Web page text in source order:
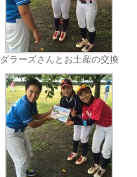
ダラーズさんとお土産の交換